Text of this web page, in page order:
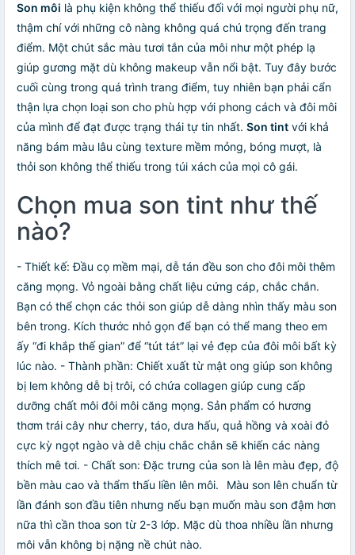
Son môi là phụ kiện không thể thiếu đối với mọi người phụ nữ,
thậm chí với những cô nàng không quá chú trọng đến trang
điểm. Một chút sắc màu tươi tắn của môi như một phép lạ
giúp gương mặt dù không makeup vẫn nổi bật. Tuy đây bước
cuối cùng trong quá trình trang điểm, tuy nhiên bạn phải cẩn
thận lựa chọn loại son cho phù hợp với phong cách và đôi môi
của mình để đạt được trạng thái tự tin nhất. Son tint với khả
năng bám màu lâu cùng texture mềm mỏng, bóng mượt, là
thỏi son không thể thiếu trong túi xách của mọi cô gái.
Chọn mua son tint như thế
nào?
- Thiết kế: Đầu cọ mềm mại, dễ tán đều son cho đôi môi thêm
căng mọng. Vỏ ngoài bằng chất liệu cứng cáp, chắc chắn.
Bạn có thể chọn các thỏi son giúp dễ dàng nhìn thấy màu son
bên trong. Kích thước nhỏ gọn để bạn có thể mang theo em
ấy “đi khắp thế gian” để “tút tát” lại vẻ đẹp của đôi môi bất kỳ
lúc nào. - Thành phần: Chiết xuất từ mật ong giúp son không
bị lem không dễ bị trôi, có chứa collagen giúp cung cấp
dưỡng chất môi đôi môi căng mọng. Sản phẩm có hương
thơm trái cây như cherry, táo, dưa hấu, quả hồng và xoài đỏ
cực kỳ ngọt ngào và dễ chịu chắc chắn sẽ khiến các nàng
thích mê tơi. - Chất son: Đặc trưng của son là lên màu đẹp, độ
bền màu cao và thẩm thấu liền lên môi.⠀Màu son lên chuẩn từ
lần đánh son đầu tiên nhưng nếu bạn muốn màu son đậm hơn
nữa thì cần thoa son từ 2-3 lớp. Mặc dù thoa nhiều lần nhưng
môi vẫn không bị nặng nề chút nào.